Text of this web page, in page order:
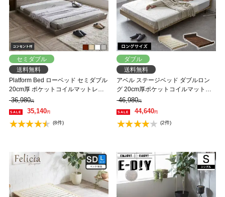
セミダブル
送料無料
Platform Bed ローベッド セミダブル
20cm厚 ポケットコイルマットレス
付 棚付きコンセント2口 木製ベッド
フロアベッド ステージベッド 【大
型家具配送】
36,980円
35,140円
(8件)
ダブル
送料無料
アベル ステージベッド ダブルロン
グ 20cm厚ポケットコイルマット付
棚コンセント付き すのこベッド 脚
付きベッド フロアベッド クッショ
ン無し 【大型家具配送】
46,980円
44,640円
(2件)